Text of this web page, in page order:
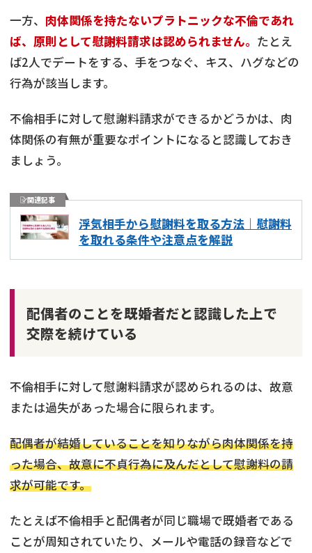
一方、 肉体関係を持たないプラトニックな不倫であれ
ば、原則として慰謝料請求は認められません。 たとえ
ば2人でデートをする、手をつなぐ、キス、ハグなどの
行為が該当します。
不倫相手に対して慰謝料請求ができるかどうかは、肉
体関係の有無が重要なポイントになると認識しておき
ましょう。
関連記事
浮気相手から慰謝料を取る方法｜慰謝料
を取れる条件や注意点を解説
配偶者のことを既婚者だと認識した上で
交際を続けている
不倫相手に対して慰謝料請求が認められるのは、故意
または過失があった場合に限られます。
配偶者が結婚していることを知りながら肉体関係を持
った場合、故意に不貞行為に及んだとして慰謝料の請
求が可能です。
たとえば不倫相手と配偶者が同じ職場で既婚者である
ことが周知されていたり、メールや電話の録音などで